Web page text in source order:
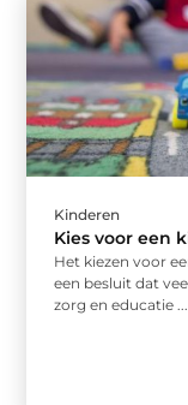
Kinderen
Kies voor een
Het kiezen voor
een besluit dat
zorg en educatie ...